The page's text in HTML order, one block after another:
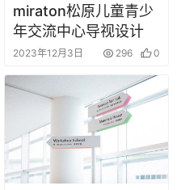
miraton松原儿童青少
年交流中心导视设计
2023年12月3日 296 0